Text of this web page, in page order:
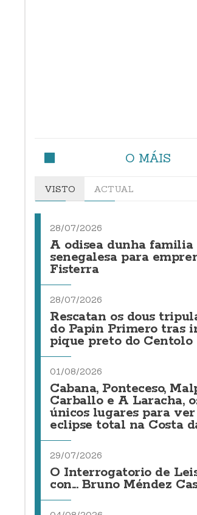
O MÁIS
VISTO ACTUAL
28/07/2026
A odisea dunha familia
senegalesa para
Fisterra
28/07/2026
Rescatan os dous
do Papin Primero tras
pique preto do Centolo
01/08/2026
Cabana, Ponteceso,
Carballo e A Laracha,
únicos lugares para
eclipse total na Costa
29/07/2026
O Interrogatorio de
con... Bruno Méndez